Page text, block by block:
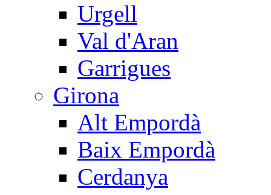
Urgell
Val d'Aran
Garrigues
Girona
Alt Empordà
Baix Empordà
Cerdanya